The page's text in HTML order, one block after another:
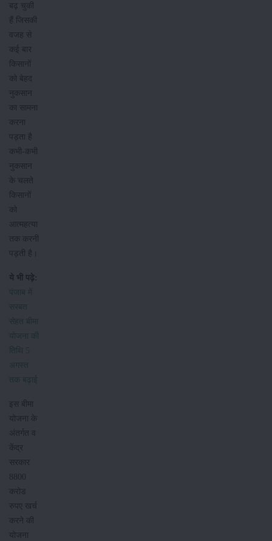
बढ़ चुकी
हैं जिसकी
वजह से
कई बार
किसानों
को बेहद
नुकसान
का सामना
करना
पड़ता है
कभी-कभी
नुकसान
के चलते
किसानों
को
आत्महत्या
तक करनी
पड़ती है।
ये भी पढ़े:
पंजाब में
सरबत
सेहत बीमा
योजना की
तिथि 5
अगस्त
तक बढ़ाई
इस बीमा
योजना के
अंतर्गत व
केंद्र
सरकार
8800
करोड
रुपए खर्च
करने की
योजना